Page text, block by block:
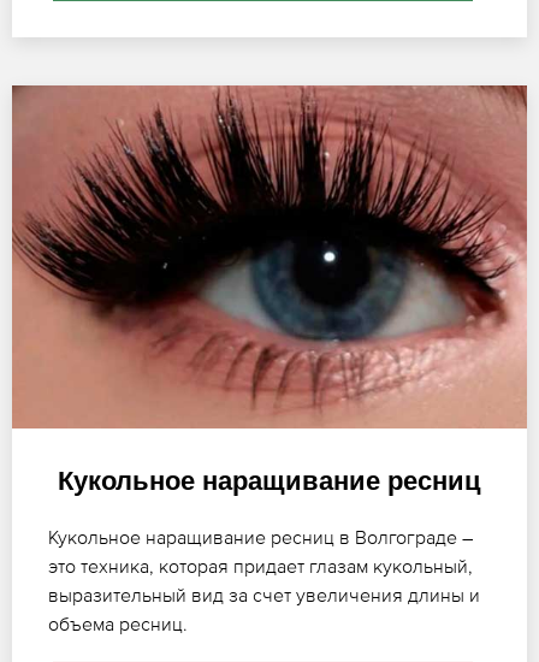
Кукольное наращивание ресниц
Кукольное наращивание ресниц в Волгограде –
это техника, которая придает глазам кукольный,
выразительный вид за счет увеличения длины и
объема ресниц.